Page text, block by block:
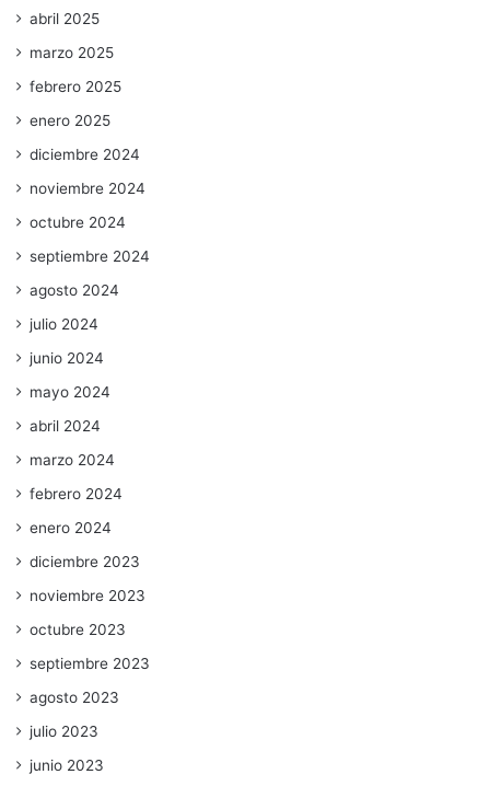
abril 2025
marzo 2025
febrero 2025
enero 2025
diciembre 2024
noviembre 2024
octubre 2024
septiembre 2024
agosto 2024
julio 2024
junio 2024
mayo 2024
abril 2024
marzo 2024
febrero 2024
enero 2024
diciembre 2023
noviembre 2023
octubre 2023
septiembre 2023
agosto 2023
julio 2023
junio 2023